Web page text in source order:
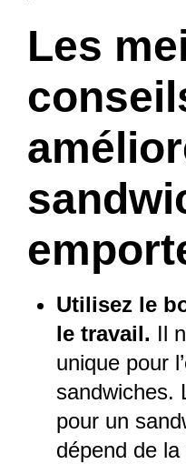
Les
Utilisez le
le travail. Il
unique pour
sandwiches.
pour un
dépend de